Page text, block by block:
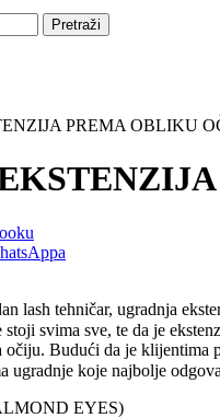
PREMA OBLIKU
lash tehničar, ugradnja
stoji svima sve, te da je
Budući da je klijentima
ugradnje koje najbolje
EYES)